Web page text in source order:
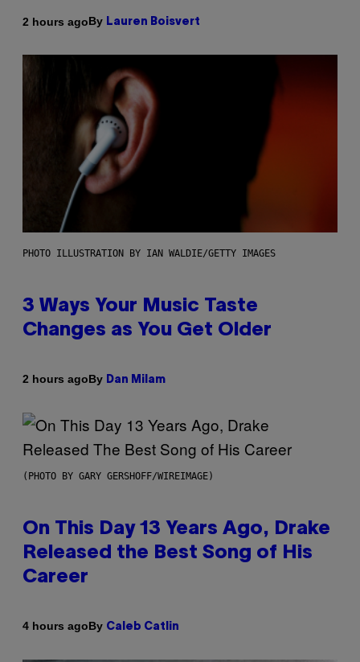
2 hours agoBy Lauren Boisvert
PHOTO ILLUSTRATION BY IAN WALDIE/GETTY IMAGES
3 Ways Your Music Taste
Changes as You Get Older
2 hours agoBy Dan Milam
(PHOTO BY GARY GERSHOFF/WIREIMAGE)
On This Day 13 Years Ago, Drake
Released the Best Song of His
Career
4 hours agoBy Caleb Catlin